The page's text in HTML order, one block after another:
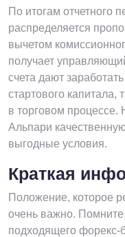
По итогам отчетного
распределяется
вычетом
получает
счета дают
стартового
в торговом
Альпари
выгодные условия.
Краткая
Положение, которое
очень важно.
подходящего форекс-